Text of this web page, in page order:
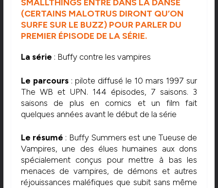
SMALLTHINGS ENTRE DANS LA DANSE
(CERTAINS MALOTRUS DIRONT QU’ON
SURFE SUR LE BUZZ) POUR PARLER DU
PREMIER ÉPISODE DE LA SÉRIE.
La série : Buffy contre les vampires
Le parcours: pilote diffusé le 10 mars 1997 sur
The WB et UPN. 144 épisodes, 7 saisons. 3
saisons de plus en comics et un film fait
quelques années avant le début de la série
Le résumé : Buffy Summers est une Tueuse de
Vampires, une des élues humaines aux dons
spécialement conçus pour mettre à bas les
menaces de vampires, de démons et autres
réjouissances maléfiques que subit sans même